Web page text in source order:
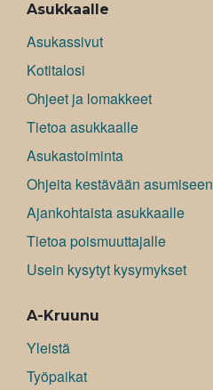
Asukkaalle
Asukassivut
Kotitalosi
Ohjeet ja lomakkeet
Tietoa asukkaalle
Asukastoiminta
Ohjeita kestävään asumiseen
Ajankohtaista asukkaalle
Tietoa poismuuttajalle
Usein kysytyt kysymykset
A-Kruunu
Yleistä
Työpaikat